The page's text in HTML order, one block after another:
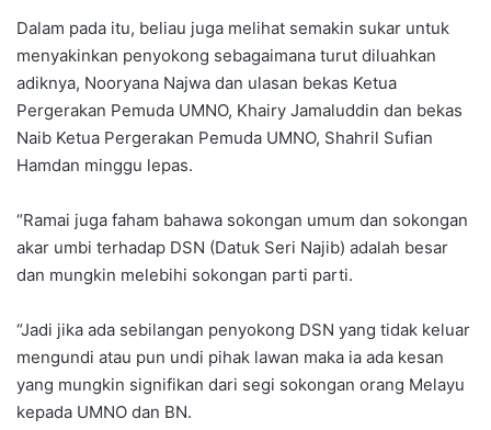
Dalam pada itu, beliau juga melihat semakin sukar untuk
menyakinkan penyokong sebagaimana turut diluahkan
adiknya, Nooryana Najwa dan ulasan bekas Ketua
Pergerakan Pemuda UMNO, Khairy Jamaluddin dan bekas
Naib Ketua Pergerakan Pemuda UMNO, Shahril Sufian
Hamdan minggu lepas.
“Ramai juga faham bahawa sokongan umum dan sokongan
akar umbi terhadap DSN (Datuk Seri Najib) adalah besar
dan mungkin melebihi sokongan parti parti.
“Jadi jika ada sebilangan penyokong DSN yang tidak keluar
mengundi atau pun undi pihak lawan maka ia ada kesan
yang mungkin signifikan dari segi sokongan orang Melayu
kepada UMNO dan BN.